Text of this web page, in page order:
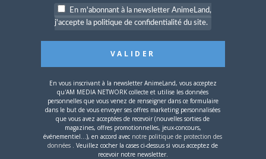
super nouvelle^^
Voir plus de commentaires
En m'abonnant à la newsletter AnimeLand,
j'accepte la politique de confidentialité du site.
En vous inscrivant à la newsletter AnimeLand, vous acceptez
qu'AM MEDIA NETWORK collecte et utilise les données
personnelles que vous venez de renseigner dans ce formulaire
dans le but de vous envoyer ses offres marketing personnalisées
que vous avez acceptées de recevoir (nouvelles sorties de
magazines, offres promotionnelles, jeux-concours,
événementiel...), en accord avec notre politique de protection des
données . Veuillez cocher la cases ci-dessus si vous acceptez de
recevoir notre newsletter.